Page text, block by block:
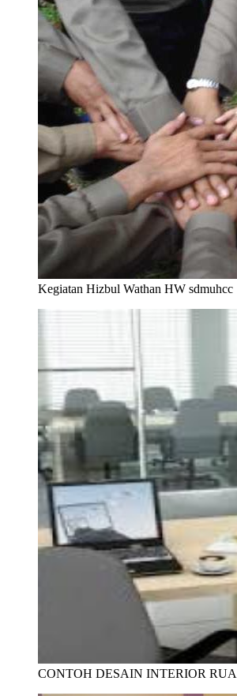
Kegiatan Hizbul Wathan HW sdmuhcc
CONTOH DESAIN INTERIOR